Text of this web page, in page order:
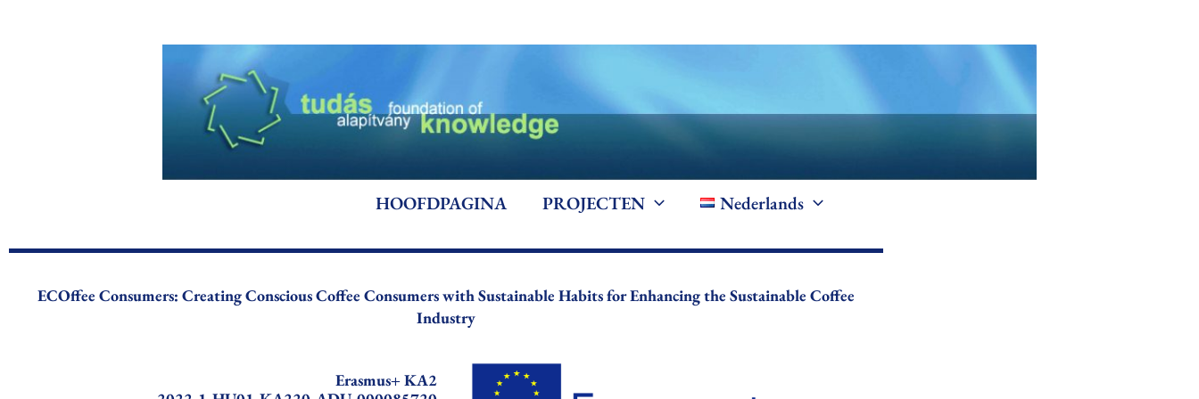
HOOFDPAGINA PROJECTEN Nederlands
ECOffee Consumers: Creating Conscious Coffee Consumers with Sustainable Habits for Enhancing the Sustainable Coffee
Industry
Erasmus+ KA2